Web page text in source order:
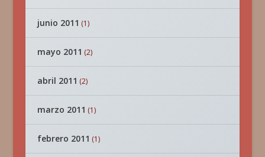
junio 2011 (1)
mayo 2011 (2)
abril 2011 (2)
marzo 2011 (1)
febrero 2011 (1)